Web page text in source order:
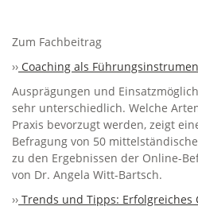
Zum Fachbeitrag
›› Coaching als
Ausprägungen und
sehr unterschiedlich. Welche
Praxis bevorzugt werden, zeigt
Befragung von 50
zu den Ergebnissen der Online-
von Dr. Angela Witt-Bartsch.
›› Trends und Tipps: Erfolgreiches